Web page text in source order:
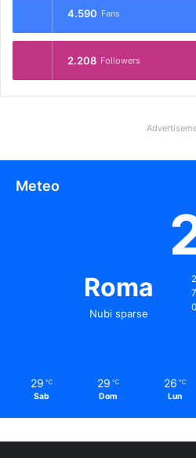
4.590 Fans
2.208 Followers
Meteo
Roma
Nubi sparse
29 ℃
Sab
29 ℃
Dom
26 ℃
Lun